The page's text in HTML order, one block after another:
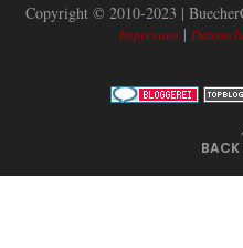
Copyright © 2010-2023 |
Impressum |
BACK